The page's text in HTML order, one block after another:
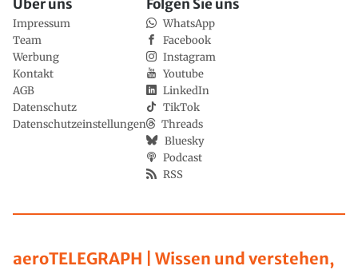
aeroTELEGRAPH | Wissen und verstehen,
Über uns
Impressum
Team
Werbung
Kontakt
AGB
Datenschutz
Datenschutzeinstellungen
Folgen Sie uns
WhatsApp
Facebook
Instagram
Youtube
LinkedIn
TikTok
Threads
Bluesky
Podcast
RSS